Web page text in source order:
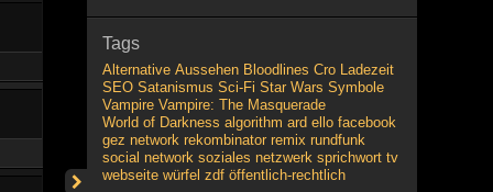
Tags
Alternative Aussehen Bloodlines Cro Ladezeit
SEO Satanismus Sci-Fi Star Wars Symbole
Vampire Vampire: The Masquerade
World of Darkness algorithm ard ello facebook
gez network rekombinator remix rundfunk
social network soziales netzwerk sprichwort tv
webseite würfel zdf öffentlich-rechtlich